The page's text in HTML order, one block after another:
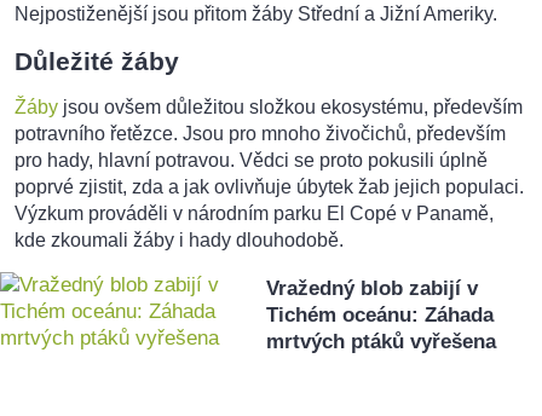
Nejpostiženější jsou přitom žáby Střední a Jižní Ameriky.
Důležité žáby
Žáby jsou ovšem důležitou složkou ekosystému, především
potravního řetězce. Jsou pro mnoho živočichů, především
pro hady, hlavní potravou. Vědci se proto pokusili úplně
poprvé zjistit, zda a jak ovlivňuje úbytek žab jejich populaci.
Výzkum prováděli v národním parku El Copé v Panamě,
kde zkoumali žáby i hady dlouhodobě.
Vražedný blob zabijí v
Tichém oceánu: Záhada
mrtvých ptáků vyřešena